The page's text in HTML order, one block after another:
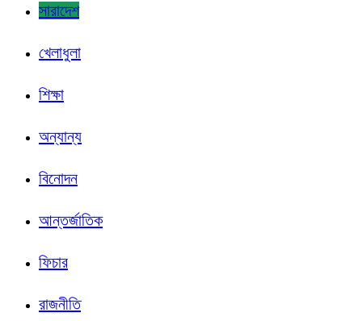
সারাদেশ
খেলাধুলা
শিক্ষা
অন্যান্য
বিনোদন
আন্তর্জাতিক
ফিচার
রাজনীতি